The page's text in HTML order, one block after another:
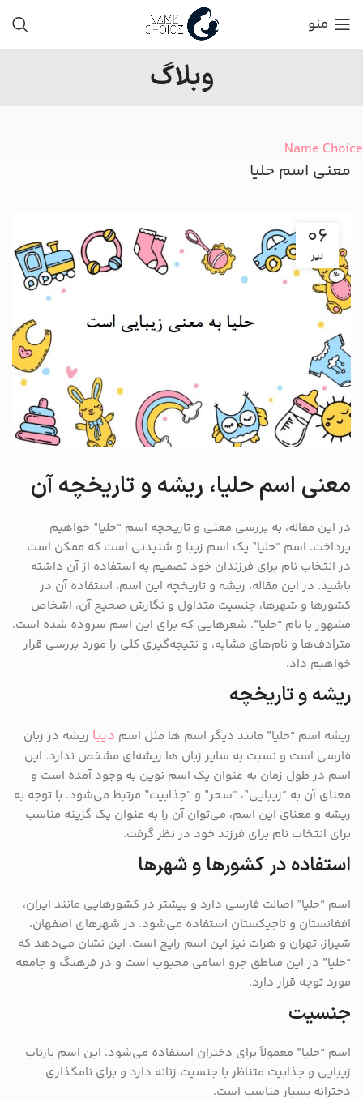
منو
وبلاگ
Name Choice
معنی اسم حلیا
06
تیر
معنی اسم حلیا، ریشه و تاریخچه آن
در این مقاله، به بررسی معنی و تاریخچه اسم “حلیا” خواهیم
پرداخت. اسم “حلیا” یک اسم زیبا و شنیدنی است که ممکن است
در انتخاب نام برای فرزندان خود تصمیم به استفاده از آن داشته
باشید. در این مقاله، ریشه و تاریخچه این اسم، استفاده آن در
کشورها و شهرها، جنسیت متداول و نگارش صحیح آن، اشخاص
مشهور با نام “حلیا”، شعرهایی که برای این اسم سروده شده است،
مترادف‌ها و نام‌های مشابه، و نتیجه‌گیری کلی را مورد بررسی قرار
خواهیم داد.
ریشه و تاریخچه
ریشه اسم “حلیا” مانند دیگر اسم ها مثل اسم دیبا ریشه در زبان
فارسی است و نسبت به سایر زبان‌ ها ریشه‌ای مشخص ندارد. این
اسم در طول زمان به عنوان یک اسم نوین به وجود آمده است و
معنای آن به “زیبایی”، “سحر” و “جذابیت” مرتبط می‌شود. با توجه به
ریشه و معنای این اسم، می‌توان آن را به عنوان یک گزینه مناسب
برای انتخاب نام برای فرزند خود در نظر گرفت.
استفاده در کشورها و شهرها
اسم “حلیا” اصالت فارسی دارد و بیشتر در کشورهایی مانند ایران،
افغانستان و تاجیکستان استفاده می‌شود. در شهرهای اصفهان،
شیراز، تهران و هرات نیز این اسم رایج است. این نشان می‌دهد که
“حلیا” در این مناطق جزو اسامی محبوب است و در فرهنگ و جامعه
مورد توجه قرار دارد.
جنسیت
اسم “حلیا” معمولاً برای دختران استفاده می‌شود. این اسم بازتاب
زیبایی و جذابیت متناظر با جنسیت زنانه دارد و برای نامگذاری
دخترانه بسیار مناسب است.